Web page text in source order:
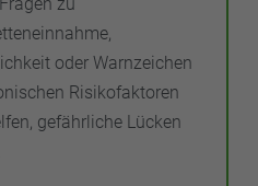
oder Warnzeichen
Risikofaktoren
gefährliche Lücken